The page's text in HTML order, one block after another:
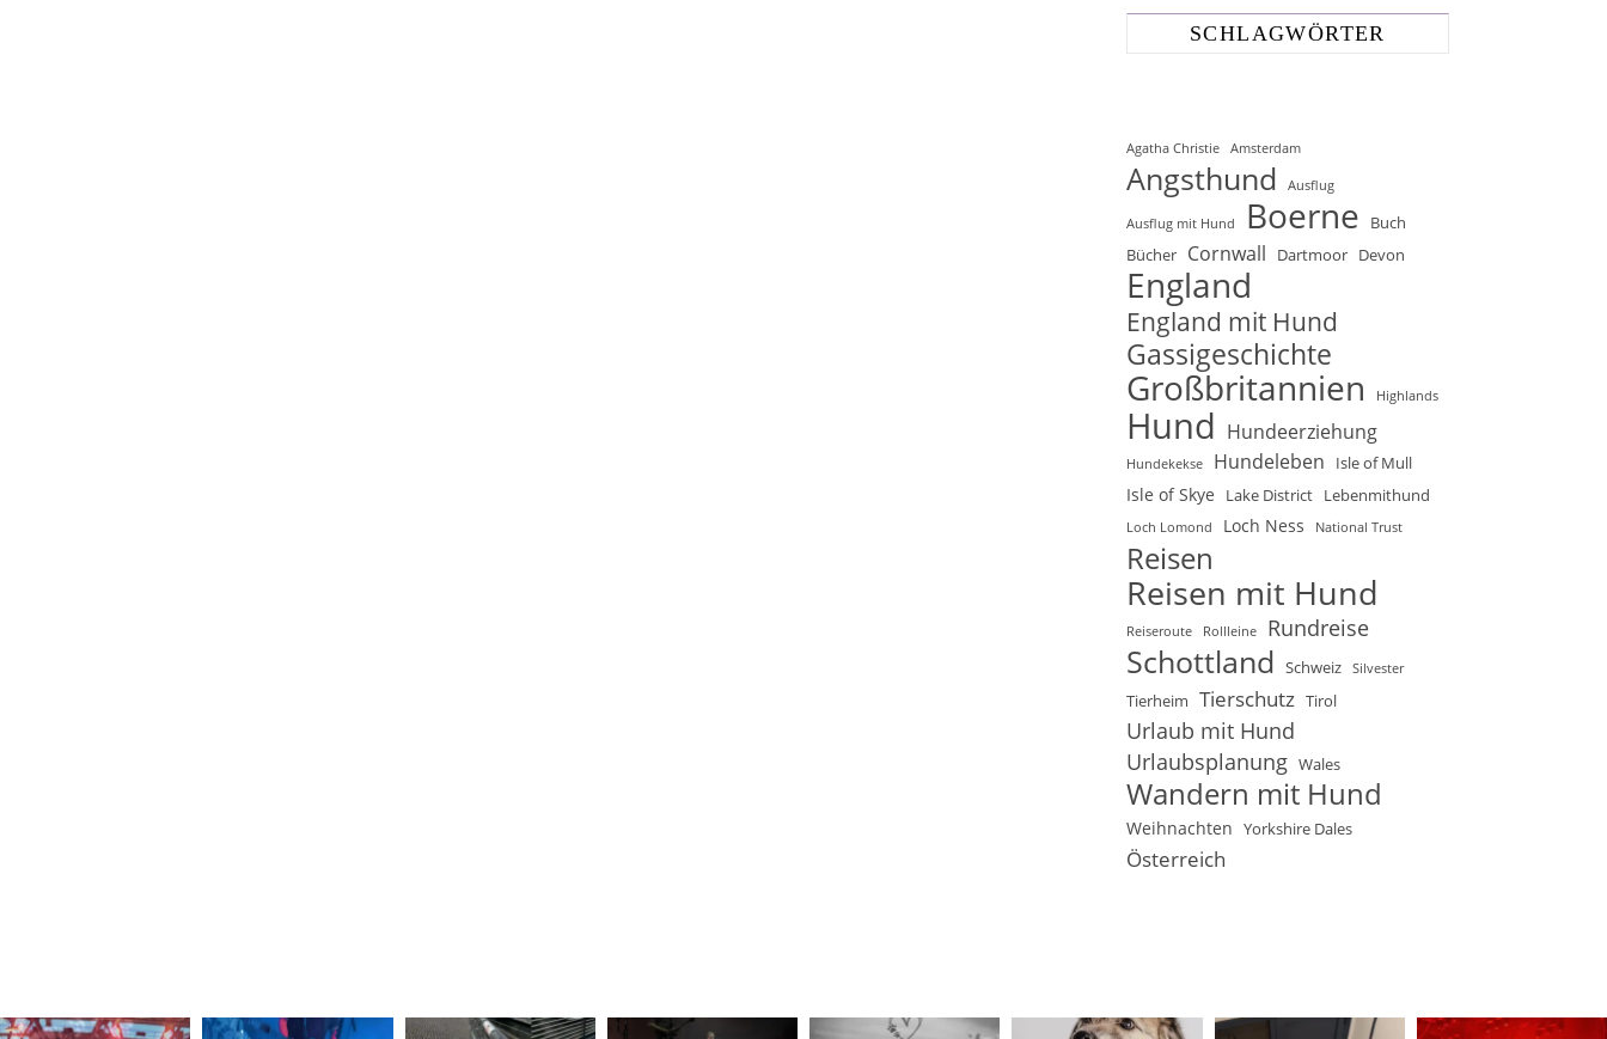
SCHLAGWÖRTER
Agatha Christie Amsterdam
Angsthund Ausflug
Ausflug mit Hund Boerne
Buch
Bücher Cornwall Dartmoor Devon
England
England mit Hund
Gassigeschichte
Großbritannien Highlands
Hund Hundeerziehung
Hundekekse Hundeleben Isle of Mull
Isle of Skye Lake District Lebenmithund
Loch Lomond Loch Ness National Trust
Reisen
Reisen mit Hund
Reiseroute Rollleine Rundreise
Schottland Schweiz Silvester
Tierheim Tierschutz Tirol
Urlaub mit Hund
Urlaubsplanung Wales
Wandern mit Hund
Weihnachten Yorkshire Dales
Österreich